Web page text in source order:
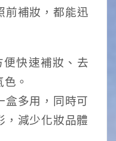
前補妝，都能迅
快速補妝、去
。
盒多用，同時可
，減少化妝品體